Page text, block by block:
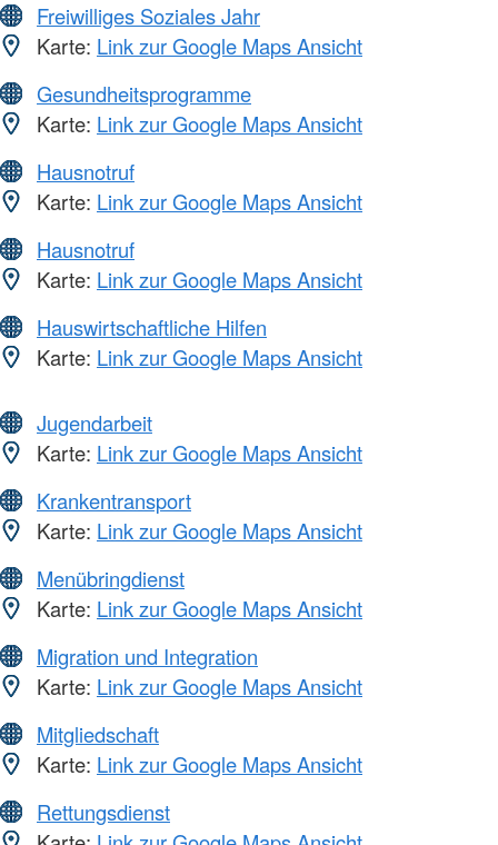
Freiwilliges Soziales Jahr
Karte: Link zur Google Maps Ansicht
Gesundheitsprogramme
Karte: Link zur Google Maps Ansicht
Hausnotruf
Karte: Link zur Google Maps Ansicht
Hausnotruf
Karte: Link zur Google Maps Ansicht
Hauswirtschaftliche Hilfen
Karte: Link zur Google Maps Ansicht
Jugendarbeit
Karte: Link zur Google Maps Ansicht
Krankentransport
Karte: Link zur Google Maps Ansicht
Menübringdienst
Karte: Link zur Google Maps Ansicht
Migration und Integration
Karte: Link zur Google Maps Ansicht
Mitgliedschaft
Karte: Link zur Google Maps Ansicht
Rettungsdienst